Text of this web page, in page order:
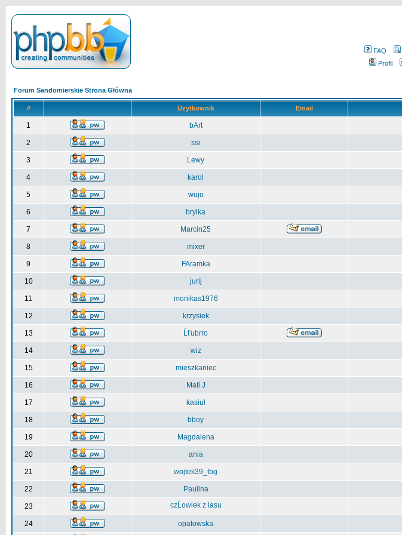
FAQ
Profil
Forum Sandomierskie Strona Główna
# Użytkownik Email
1 bArt
2 ssi
3 Lewy
4 karol
5 wujo
6 brylka
7 Marcin25
8 mixer
9 FAramka
10 jurij
11 monikas1976
12 krzysiek
13 Ĺťubrro
14 wiz
15 mieszkaniec
16 Mati J
17 kasiul
18 bboy
19 Magdalena
20 ania
21 wojtek39_tbg
22 Paulina
23 czĹowiek z lasu
24 opatowska